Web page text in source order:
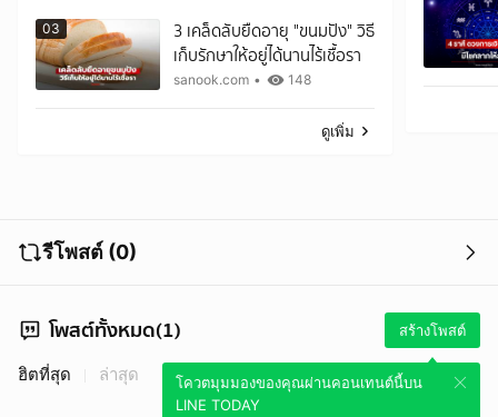
03
3 เคล็ดลับยืดอายุ "ขนมปัง" วิธี
เก็บรักษาให้อยู่ได้นานไร้เชื้อรา
sanook.com • 148
ดูเพิ่ม
รีโพสต์ (0)
โพสต์ทั้งหมด(1) สร้างโพสต์
โควตมุมมองของคุณผ่านคอนเทนต์นี้บน
LINE TODAY
ฮิตที่สุด ล่าสุด